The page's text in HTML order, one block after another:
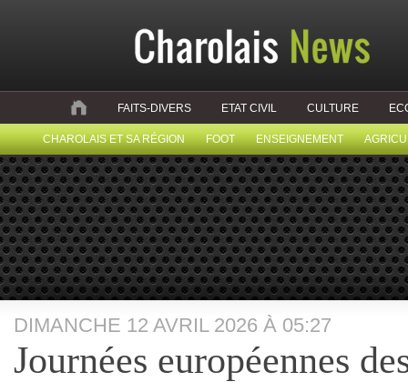
FAITS-DIVERS ETAT CIVIL CULTURE
CHAROLAIS ET SA RÉGION FOOT ENSEIGNEMENT
DIMANCHE 12 AVRIL 2026 À 05:27
Journées européennes